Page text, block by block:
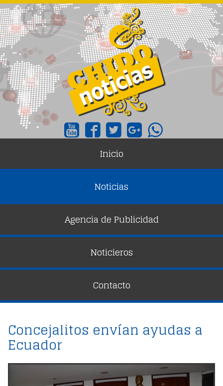
Inicio
Noticias
Agencia de Publicidad
Fotografía |
Reportería
Noticieros
Contacto
Concejalitos envían ayudas a
Ecuador